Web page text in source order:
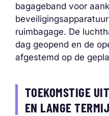
bagageband voor
ruimbagage. De
dag geopend en de
afgestemd op de
TOEKOMSTIGE
EN LANGE